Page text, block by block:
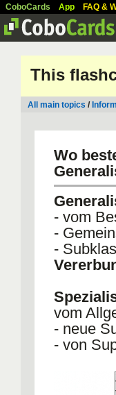
CoboCards App FAQ &
This
All main topics /
Wo
- vom
-
-
vom
- neue
- von